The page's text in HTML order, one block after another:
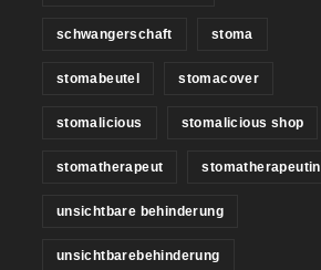
schwangerschaft stoma
stomabeutel stomacover
stomalicious stomalicious shop
stomatherapeut stomatherapeutin
unsichtbare behinderung
unsichtbarebehinderung